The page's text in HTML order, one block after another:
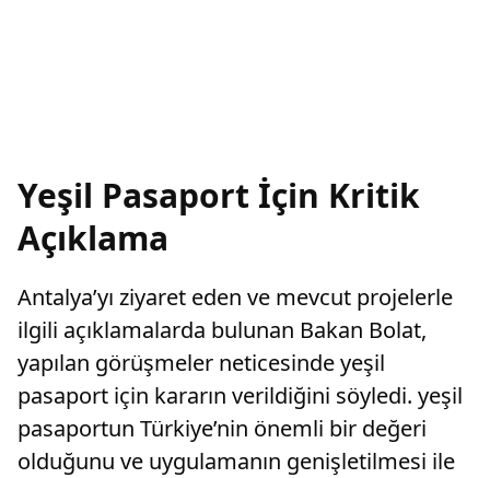
Yeşil Pasaport İçin Kritik
Açıklama
Antalya’yı ziyaret eden ve mevcut projelerle
ilgili açıklamalarda bulunan Bakan Bolat,
yapılan görüşmeler neticesinde yeşil
pasaport için kararın verildiğini söyledi. yeşil
pasaportun Türkiye’nin önemli bir değeri
olduğunu ve uygulamanın genişletilmesi ile